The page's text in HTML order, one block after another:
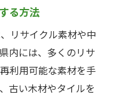
る方法
リサイクル素材や中
内には、多くのリサ
利用可能な素材を手
古い木材やタイルを